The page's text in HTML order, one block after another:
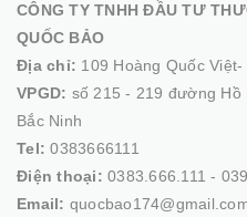
CÔNG TY TNHH ĐẦU TƯ
QUỐC BẢO
Địa chỉ: 109 Hoàng Quốc
VPGD: số 215 - 219 đường Hồ
Bắc Ninh
Tel:0383666111
Điện thoại: 0383.666.111 -
Email: